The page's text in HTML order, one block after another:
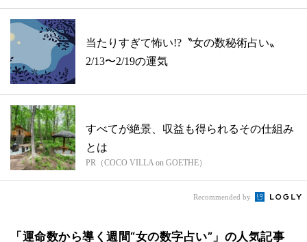
当たりすぎて怖い!?〝女の数秘術占い〟
2/13〜2/19の運気
すべてが絶景、収益も得られるその仕組み
とは
PR（COCO VILLA on GOETHE）
Recommended by
「運命数から導く週間“女の数字占い”」の人気記事